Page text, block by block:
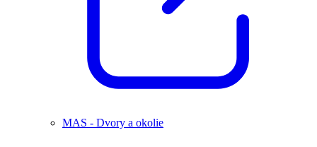
MAS - Dvory a okolie